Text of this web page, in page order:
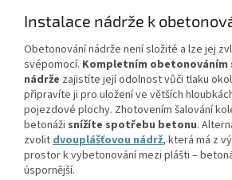
Instalace nádrže k
Obetonování nádrže není složité a lze jej
svépomocí. Kompletním obetonováním
nádrže zajistíte její odolnost vůči tlaku
připravíte ji pro uložení ve větších
pojezdové plochy. Zhotovením šalování
betonáži snížíte spotřebu betonu.
zvolitdvouplášťovou nádrž, která má z
prostor k vybetonování mezi plášti –
úspornější.